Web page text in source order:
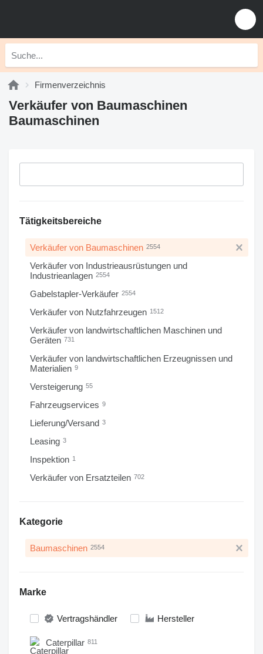
Firmenverzeichnis
Verkäufer von Baumaschinen
Baumaschinen
Tätigkeitsbereiche
Verkäufer von Baumaschinen 2554
Verkäufer von Industrieausrüstungen und
Industrieanlagen 2554
Gabelstapler-Verkäufer 2554
Verkäufer von Nutzfahrzeugen 1512
Verkäufer von landwirtschaftlichen Maschinen und
Geräten 731
Verkäufer von landwirtschaftlichen Erzeugnissen und
Materialien 9
Versteigerung 55
Fahrzeugservices 9
Lieferung/Versand 3
Leasing 3
Inspektion 1
Verkäufer von Ersatzteilen 702
Kategorie
Baumaschinen 2554
Marke
Vertragshändler Hersteller
Caterpillar 811